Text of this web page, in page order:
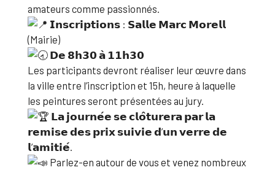
amateurs comme passionnés.
𝗜𝗻𝘀𝗰𝗿𝗶𝗽𝘁𝗶𝗼𝗻𝘀 : 𝗦𝗮𝗹𝗹𝗲 𝗠𝗮𝗿𝗰 𝗠𝗼𝗿𝗲𝗹𝗹
(Mairie)
𝗗𝗲 𝟴𝗵𝟯𝟬 𝗮̀ 𝟭𝟭𝗵𝟯𝟬
Les participants devront réaliser leur œuvre dans
la ville entre l’inscription et 15h, heure à laquelle
les peintures seront présentées au jury.
𝗟𝗮 𝗷𝗼𝘂𝗿𝗻𝗲́𝗲 𝘀𝗲 𝗰𝗹𝗼̂𝘁𝘂𝗿𝗲𝗿𝗮 𝗽𝗮𝗿 𝗹𝗮
𝗿𝗲𝗺𝗶𝘀𝗲 𝗱𝗲𝘀 𝗽𝗿𝗶𝘅 𝘀𝘂𝗶𝘃𝗶𝗲 𝗱’𝘂𝗻 𝘃𝗲𝗿𝗿𝗲 𝗱𝗲
𝗹’𝗮𝗺𝗶𝘁𝗶𝗲́.
Parlez-en autour de vous et venez nombreux